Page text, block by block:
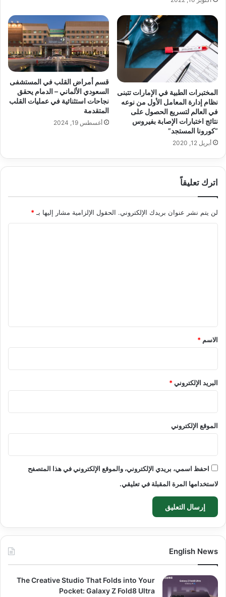
المختبرات الطبية في الإمارات تتبنى
نظام إدارة المعامل الأول من نوعه
في العالم لتسريع الحصول على
نتائج اختبارات الإصابة بفيروس
“كورونا المستجد”
أبريل 12, 2020
قسم أمراض القلب في المستشفى
السعودي الألماني – الدمام يحقق
نجاحات استثنائية في عمليات القلب
المتقدمة
أغسطس 19, 2024
اترك تعليقاً
لن يتم نشر عنوان بريدك الإلكتروني. الحقول الإلزامية مشار إليها بـ *
*
الاسم *
البريد الإلكتروني*
الموقع الإلكتروني
احفظ اسمي، بريدي الإلكتروني، والموقع الإلكتروني في هذا المتصفح
لاستخدامها المرة المقبلة في تعليقي.
English News
The Creative Studio That Folds into Your
Pocket: Galaxy Z Fold8 Ultra